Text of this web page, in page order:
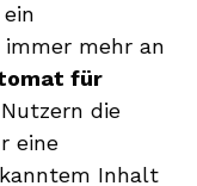
immer mehr an
für
die
eine
Inhalt